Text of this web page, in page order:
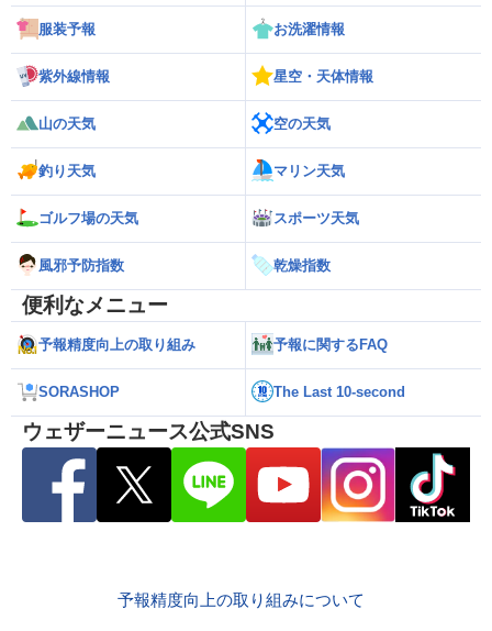
服装予報 お洗濯情報
紫外線情報 星空・天体情報
山の天気 空の天気
釣り天気 マリン天気
ゴルフ場の天気 スポーツ天気
風邪予防指数 乾燥指数
便利なメニュー
予報精度向上の取り組み 予報に関するFAQ
SORASHOP The Last 10-second
ウェザーニュース公式SNS
予報精度向上の取り組みについて